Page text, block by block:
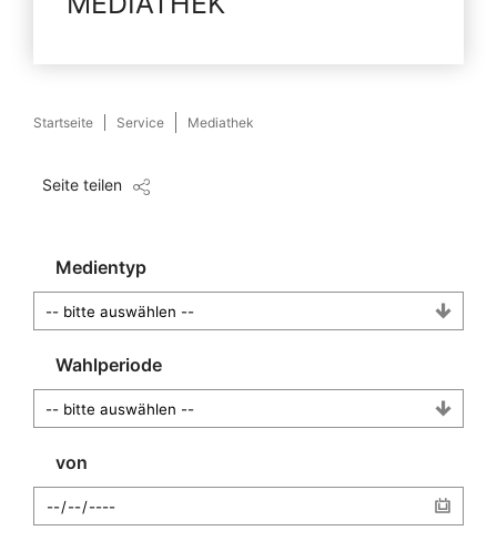
Startseite Service Mediathek
Seite teilen
Medientyp
Wahlperiode
von